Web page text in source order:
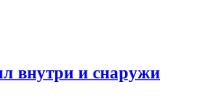
внутри и снаружи